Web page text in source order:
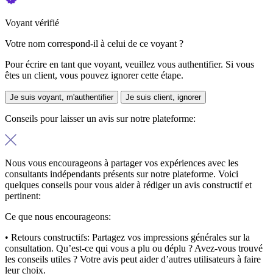
Voyant vérifié
Votre nom correspond-il à celui de ce voyant ?
Pour écrire en tant que voyant, veuillez vous authentifier. Si vous
êtes un client, vous pouvez ignorer cette étape.
Je suis voyant, m'authentifier Je suis client, ignorer
Conseils pour laisser un avis sur notre plateforme:
Nous vous encourageons à partager vos expériences avec les
consultants indépendants présents sur notre plateforme. Voici
quelques conseils pour vous aider à rédiger un avis constructif et
pertinent:
Ce que nous encourageons:
• Retours constructifs: Partagez vos impressions générales sur la
consultation. Qu’est-ce qui vous a plu ou déplu ? Avez-vous trouvé
les conseils utiles ? Votre avis peut aider d’autres utilisateurs à faire
leur choix.